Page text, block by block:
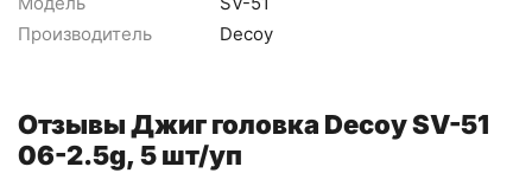
Производитель
Decoy
Отзывы Джиг головка Decoy SV-51
06-2.5g, 5 шт/уп